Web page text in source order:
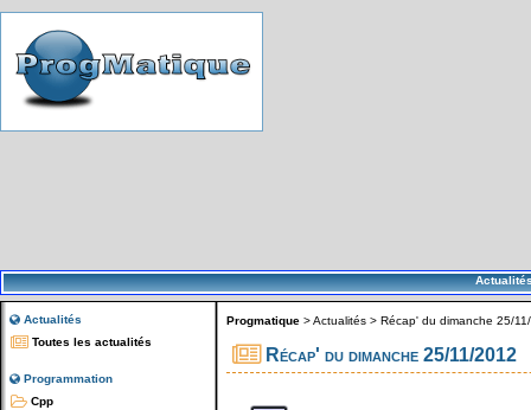
Actualités
Toutes les actualités
Programmation
Cpp
Progmatique >Actualités > Récap' du dimanche 25/
Récap' du dimanche 25/11/2012